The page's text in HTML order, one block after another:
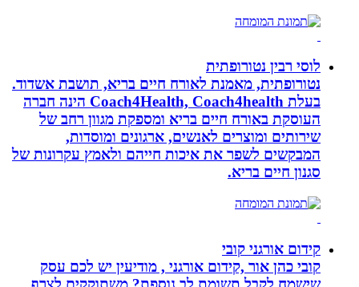
לוסי רבין נטורופתית
נטורופתית, מאמנת לאורח חיים בריא, תושבת אשדוד.
בעלת Coach4Health, Coach4health הינה חברה
העוסקת באורח חיים בריא ומספקת מגוון רחב של
שירותים ומוצרים לאנשים, ארגונים ומוסדות,
המבקשים לשפר את איכות חייהם ולאמץ עקרונות של
סגנון חיים בריא.
קידום אורגני קובי
קובי כהן אור ,קידום אורגני , מודיעין יש לכם עסק